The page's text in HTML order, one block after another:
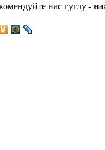
нас гуглу -